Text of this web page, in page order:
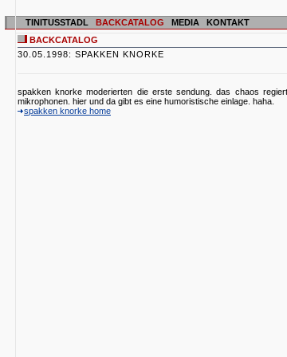
TINITUSSTADL BACKCATALOG MEDIA
KONTAKT
BACKCATALOG
30.05.1998: SPAKKEN KNORKE
spakken knorke moderierten die erste sendung. das chaos
mikrophonen. hier und da gibt es eine humoristische einlage. haha.
spakken knorke home